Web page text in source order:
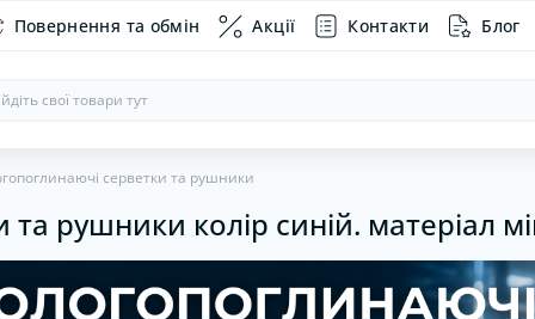
Повернення та обмін Акції Контакти Блог
обладнання
Хомути пластикові
Набори
на сидіння
Інвентар
серветки та рушники
рушники колір синій. матеріал